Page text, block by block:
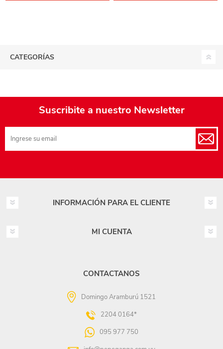
CATEGORÍAS
Suscribite a nuestro Newsletter
INFORMACIÓN PARA EL CLIENTE
MI CUENTA
CONTACTANOS
Domingo Aramburú 1521
2204 0164*
095 977 750